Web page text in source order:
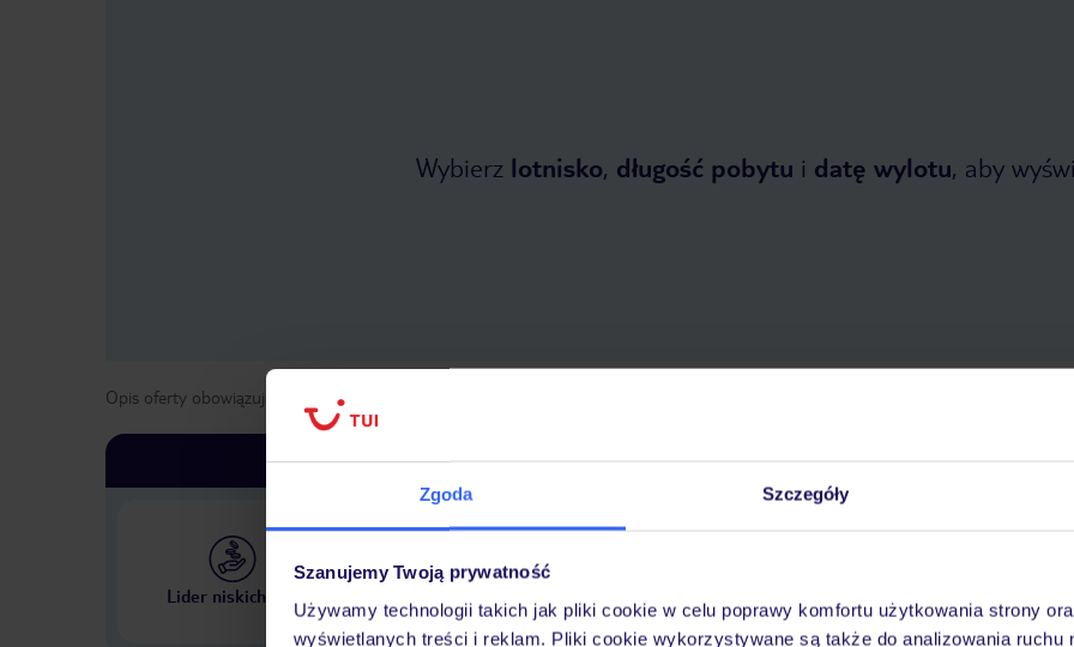
Zgoda Szczegóły
Szanujemy Twoją prywatność
Używamy technologii takich jak pliki cookie w celu poprawy komfortu użytkowania strony
wyświetlanych treści i reklam. Pliki cookie wykorzystywane są także do analizowania ruchu
Wybierz lotnisko, długość pobytu i datę wylotu, aby
Opis oferty obowiązuje dla wyjazdów w terminie
Dlaczego warto wybrać TUI?
Lider niskich cen
Największe biuro podróży
w Polsce
wakacjach 24/7